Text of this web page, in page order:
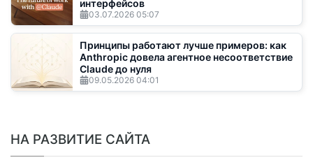
интерфейсов
03.07.2026 05:07
Принципы работают лучше примеров: как
Anthropic довела агентное несоответствие
Claude до нуля
09.05.2026 04:01
НА РАЗВИТИЕ САЙТА